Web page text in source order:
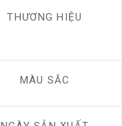
THƯƠNG HIỆU
MÀU SẮC